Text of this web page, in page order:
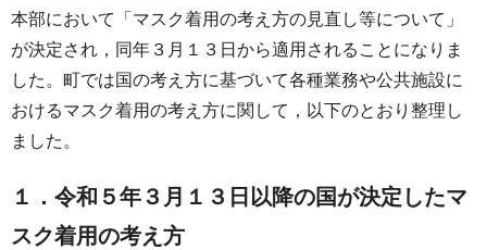
本部において「マスク着用の考え方の見直し等について」
が決定され，同年３月１３日から適用されることになりま
した。町では国の考え方に基づいて各種業務や公共施設に
おけるマスク着用の考え方に関して，以下のとおり整理し
ました。
１．令和５年３月１３日以降の国が決定したマ
スク着用の考え方